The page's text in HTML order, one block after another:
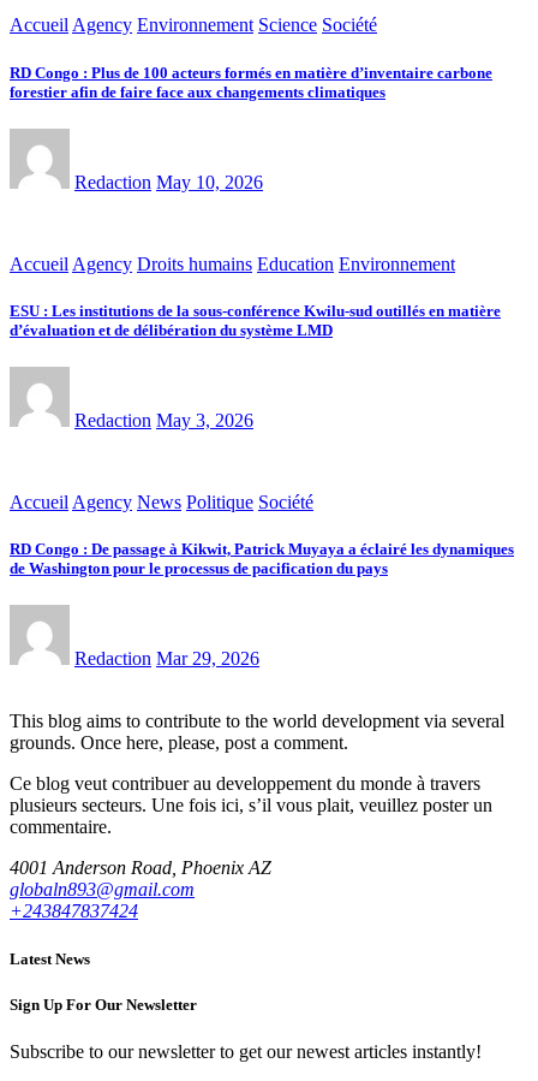
AccueilAgency Environnement Science Société
RD Congo : Plus de 100 acteurs formés en matière d’inventaire carbone
forestier afin de faire face aux changements climatiques
Redaction May 10, 2026
Accueil Agency Droits humains Education Environnement
ESU : Les institutions de la sous-conférence Kwilu-sud outillés en matière
d’évaluation et de délibération du système LMD
Redaction May 3, 2026
Accueil Agency News Politique Société
RD Congo : De passage à Kikwit, Patrick Muyaya a éclairé les dynamiques
de Washington pour le processus de pacification du pays
Redaction Mar 29, 2026
This blog aims to contribute to the world development via several
grounds. Once here, please, post a comment.
Ce blog veut contribuer au developpement du monde à travers
plusieurs secteurs. Une fois ici, s’il vous plait, veuillez poster un
commentaire.
4001 Anderson Road, Phoenix AZ
globaln893@gmail.com
+243847837424
Latest News
Sign Up For Our Newsletter
Subscribe to our newsletter to get our newest articles instantly!